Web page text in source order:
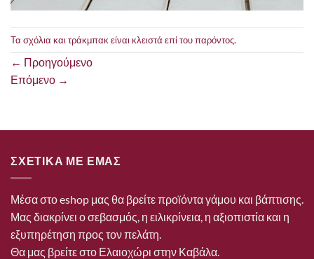
Τα σχόλια και τράκμπακ είναι κλειστά επί του παρόντος.
← Προηγούμενο
Επόμενο →
ΣΧΕΤΙΚΑ ΜΕ ΕΜΑΣ
Μέσα στο eshop μας θα βρείτε προϊόντα γάμου και βάπτισης.
Μας διακρίνει ο σεβασμός, η ειλικρίνεια, η αξιοπιστία και η
εξυπηρέτηση προς τον πελάτη.
Θα μας βρείτε στο Ελαιοχώρι στην Καβάλα.